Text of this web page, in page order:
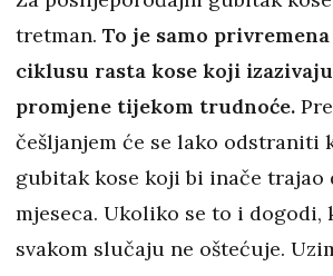
tretman. To je samo
ciklusu rasta kose koji
promjene tijekom trudnoće.
češljanjem će se lako odstraniti
gubitak kose koji bi inače trajao
mjeseca. Ukoliko se to i dogodi,
svakom slučaju ne oštećuje.